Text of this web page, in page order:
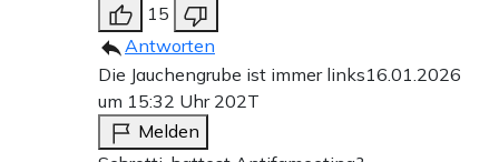
15
Antworten
Die Jauchengrube ist immer links16.01.2026
um 15:32 Uhr 202T
Melden